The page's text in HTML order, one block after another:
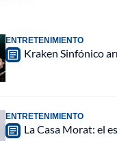
ENTRETENIMIENTO
Kraken Sinfónico
ENTRETENIMIENTO
La Casa Morat: el